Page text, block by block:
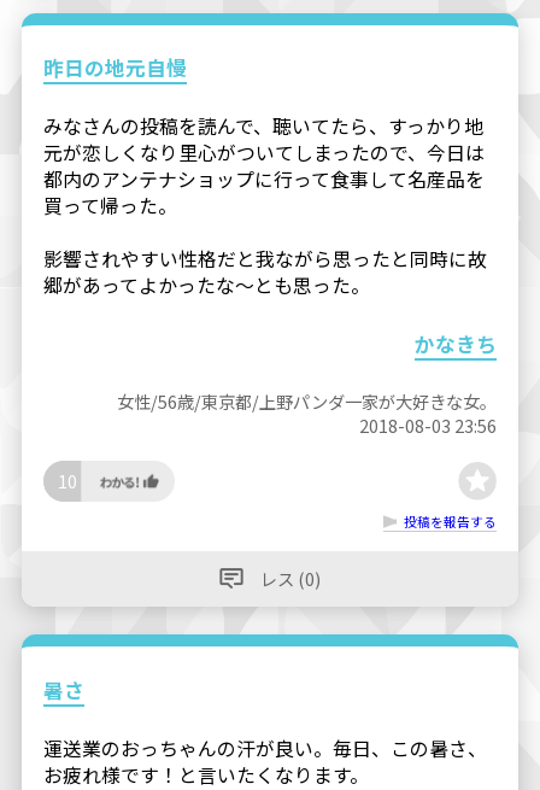
昨日の地元自慢
みなさんの投稿を読んで、聴いてたら、すっかり地
元が恋しくなり里心がついてしまったので、今日は
都内のアンテナショップに行って食事して名産品を
買って帰った。
影響されやすい性格だと我ながら思ったと同時に故
郷があってよかったな〜とも思った。
かなきち
女性/56歳/東京都/上野パンダ一家が大好きな女。
2018-08-03 23:56
10
投稿を報告する
レス (0)
暑さ
運送業のおっちゃんの汗が良い。毎日、この暑さ、
お疲れ様です！と言いたくなります。